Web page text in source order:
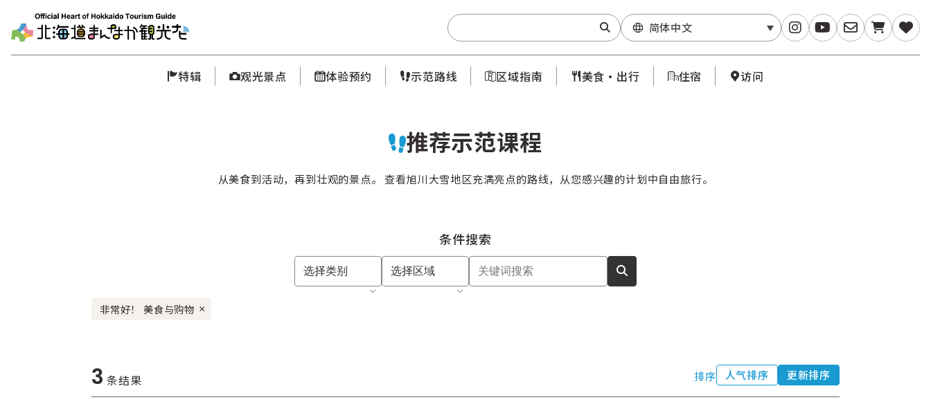
简体中文
特辑 观光景点 体验预约 示范路线 区域指南 美食·出行 住宿 访问
推荐示范课程
从美食到活动，再到壮观的景点。 查看旭川大雪地区充满亮点的路线，从您感兴趣的计划中自由旅行。
条件搜索
选择类别 选择区域
非常好！ 美食与购物 ×
3 条结果 排序 人气排序 更新排序